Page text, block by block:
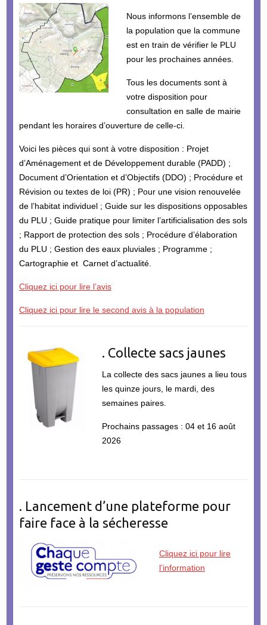
Nous informons l’ensemble de
la population que la commune
est en train de vérifier le PLU
pour les prochaines années.
Tous les documents sont à
votre disposition pour
consultation en salle de mairie
pendant les horaires d’ouverture de celle-ci.
Voici les pièces qui sont à votre disposition : Projet
d’Aménagement et de Développement durable (PADD) ;
Document d’Orientation et d’Objectifs (DDO) ; Procédure et
Révision ou textes de loi (PR) ; Pour une vision renouvelée
de l’habitat individuel ; Guide sur les dispositions opposables
du PLU ; Guide pratique pour limiter l’artificialisation des sols
; Rapport de protection des sols ; Procédure d’élaboration
du PLU ; Gestion des eaux pluviales ; Programme ;
Cartographie et Carnet d’actualité.
Cliquez ici pour lire l’avis
Cliquez ici pour lire le second avis à la population
. Collecte sacs jaunes
La collecte des sacs jaunes a lieu tous
les quinze jours, le mardi, des
semaines paires.
Prochains passages : 04 et 16 août
2026
. Lancement d’une plateforme pour
faire face à la sécheresse
Cliquez ici pour lire
l’information